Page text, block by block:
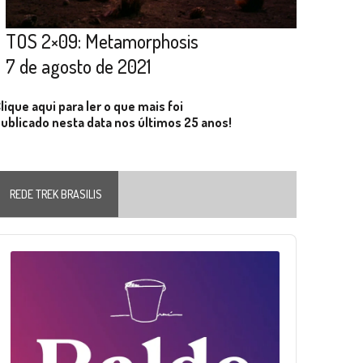
TOS 2×09: Metamorphosis
7 de agosto de 2021
aqui para ler o que mais foi
nesta data nos últimos 25 anos!
REDE TREK BRASILIS
Player